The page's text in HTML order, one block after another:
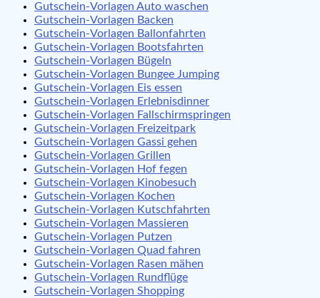
Gutschein-Vorlagen Auto waschen
Gutschein-Vorlagen Backen
Gutschein-Vorlagen Ballonfahrten
Gutschein-Vorlagen Bootsfahrten
Gutschein-Vorlagen Bügeln
Gutschein-Vorlagen Bungee Jumping
Gutschein-Vorlagen Eis essen
Gutschein-Vorlagen Erlebnisdinner
Gutschein-Vorlagen Fallschirmspringen
Gutschein-Vorlagen Freizeitpark
Gutschein-Vorlagen Gassi gehen
Gutschein-Vorlagen Grillen
Gutschein-Vorlagen Hof fegen
Gutschein-Vorlagen Kinobesuch
Gutschein-Vorlagen Kochen
Gutschein-Vorlagen Kutschfahrten
Gutschein-Vorlagen Massieren
Gutschein-Vorlagen Putzen
Gutschein-Vorlagen Quad fahren
Gutschein-Vorlagen Rasen mähen
Gutschein-Vorlagen Rundflüge
Gutschein-Vorlagen Shopping